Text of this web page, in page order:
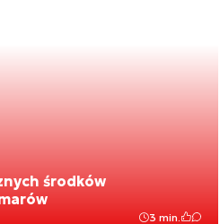
środków
3 min.